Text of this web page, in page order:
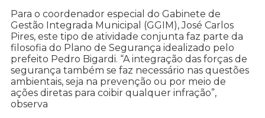
Para o coordenador especial do Gabinete de
Gestão Integrada Municipal (GGIM), José Carlos
Pires, este tipo de atividade conjunta faz parte da
filosofia do Plano de Segurança idealizado pelo
prefeito Pedro Bigardi. “A integração das forças de
segurança também se faz necessário nas questões
ambientais, seja na prevenção ou por meio de
ações diretas para coibir qualquer infração”,
observa